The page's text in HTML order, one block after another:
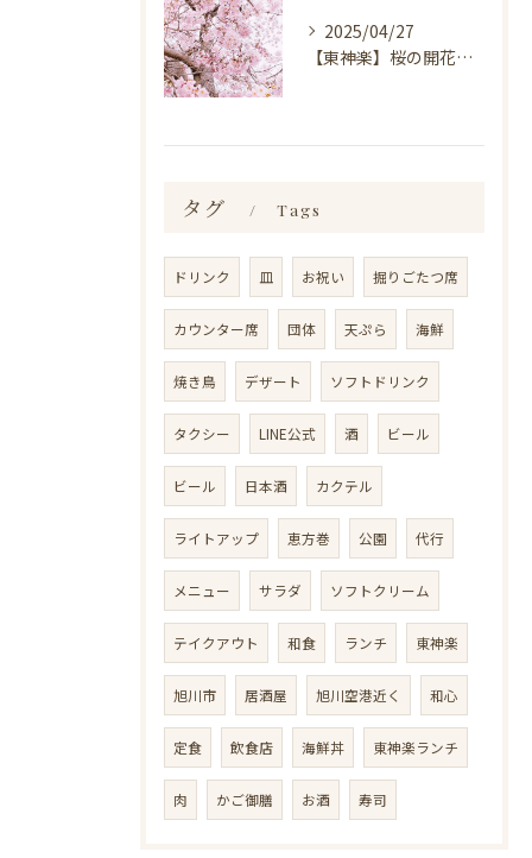
2025/04/27
【東神楽】桜の開花情報＆お花見スポット｜ランチ・喫茶＆居酒屋 和心
タグ Tags
ドリンク 皿 お祝い 掘りごたつ席
カウンター席 団体 天ぷら 海鮮
焼き鳥 デザート ソフトドリンク
タクシー LINE公式 酒 ビール
ビール 日本酒 カクテル
ライトアップ 恵方巻 公園 代行
メニュー サラダ ソフトクリーム
テイクアウト 和食 ランチ 東神楽
旭川市 居酒屋 旭川空港近く 和心
定食 飲食店 海鮮丼 東神楽ランチ
肉 かご御膳 お酒 寿司